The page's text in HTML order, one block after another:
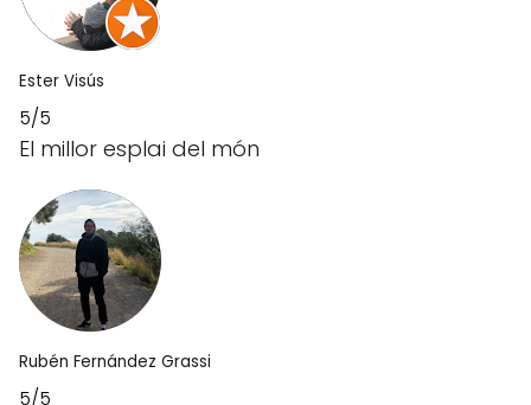
Ester Visús
5/5
El millor esplai del món
Rubén Fernández Grassi
5/5